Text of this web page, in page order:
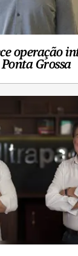
operação
Grossa